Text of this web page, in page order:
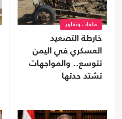
ملفات وتقارير
خارطة التصعيد
العسكري في اليمن
تتوسع.. والمواجهات
تشتد حدتها